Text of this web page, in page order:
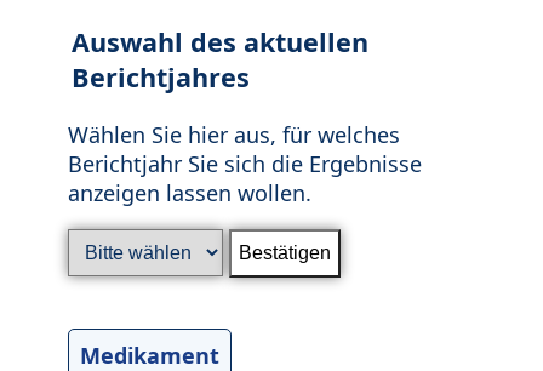
Auswahl des aktuellen
Berichtjahres
Wählen Sie hier aus, für welches
Berichtjahr Sie sich die Ergebnisse
anzeigen lassen wollen.
Medikament